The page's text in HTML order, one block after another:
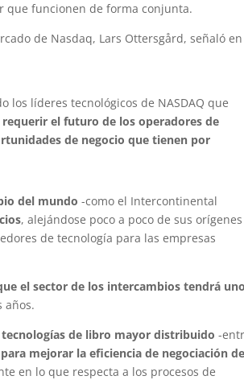
que funcionen de forma conjunta.
de Nasdaq, Lars Ottersgård, señaló en
los líderes tecnológicos de NASDAQ que
el futuro de los operadores de
de negocio que tienen por
del mundo -como el Intercontinental
, alejándose poco a poco de sus orígenes
de tecnología para las empresas
el sector de los intercambios tendrá
años.
tecnologías de libro mayor distribuido -
mejorar la eficiencia de negociación de
en lo que respecta a los procesos de